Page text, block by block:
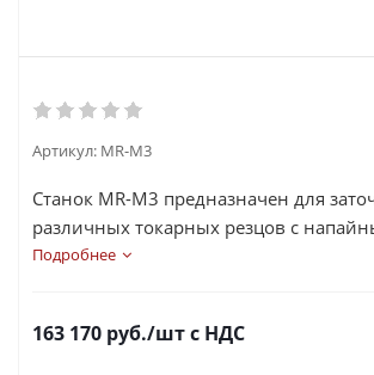
Артикул: MR-M3
Станок MR-M3 предназначен для
различных токарных резцов с
сменными твердосплавными
при и стабильном качестве работы.
Подробнее
163 170 руб./штс НДС